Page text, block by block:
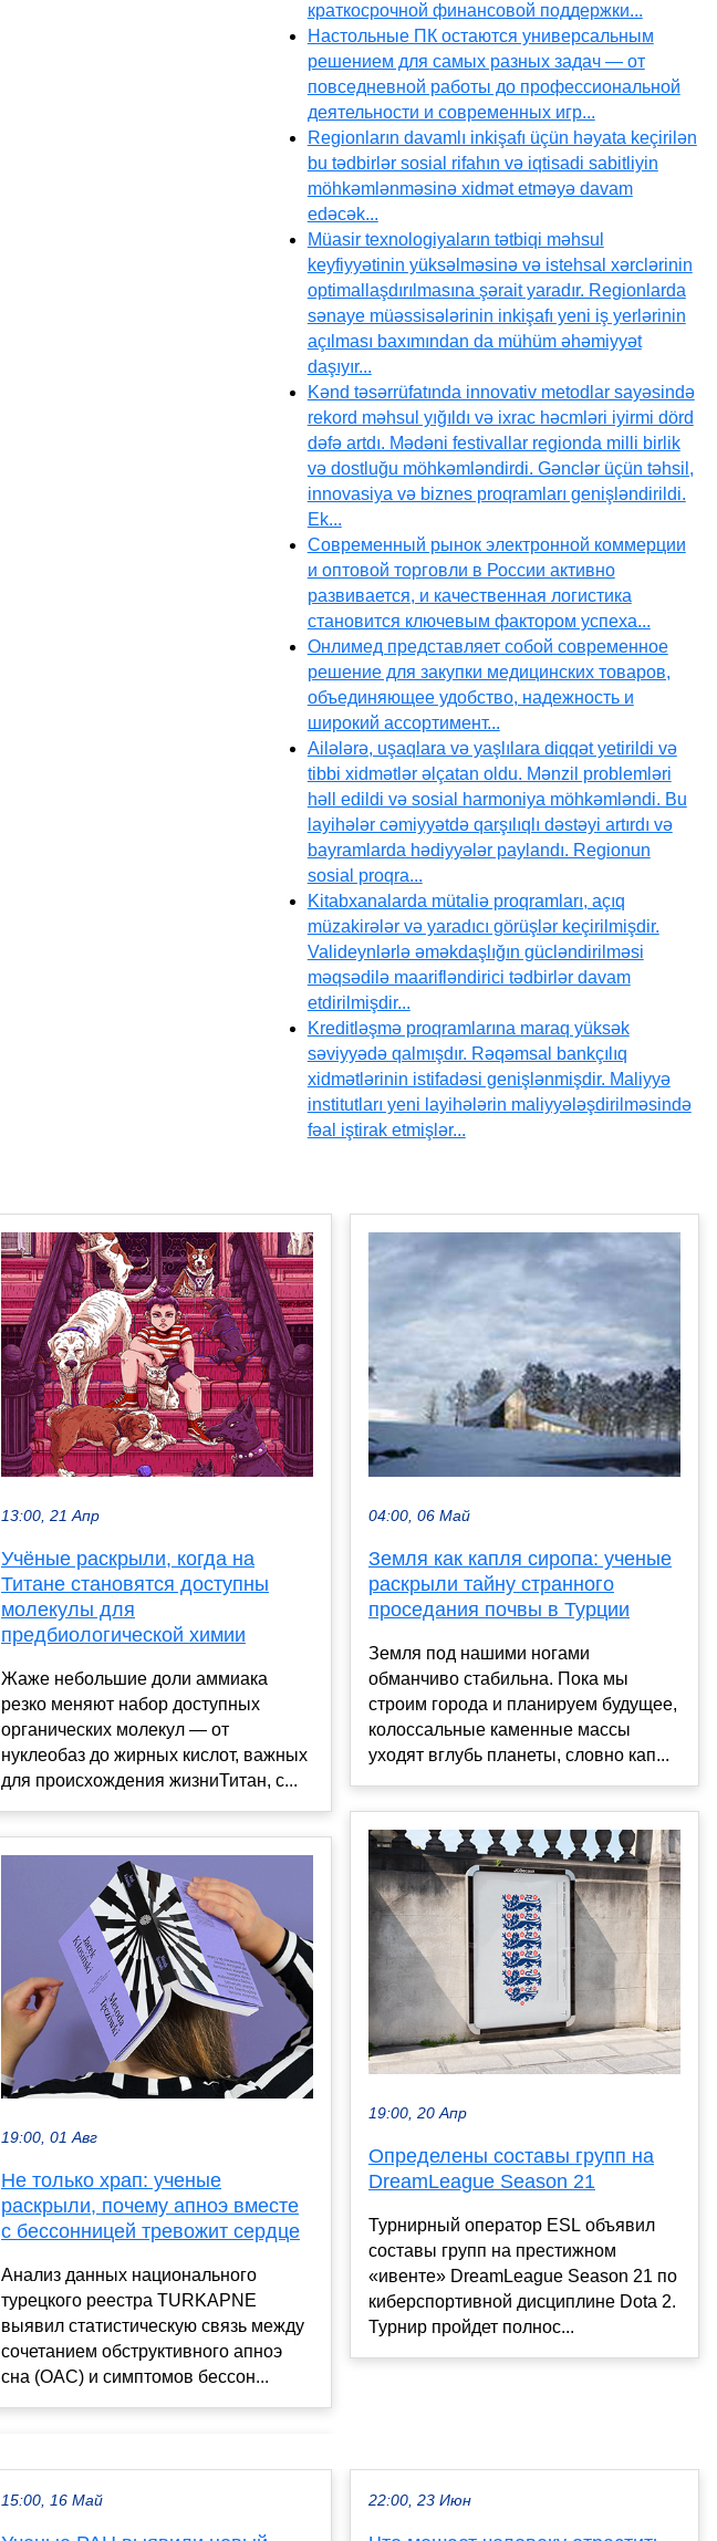
краткосрочной финансовой поддержки...
Настольные ПК остаются универсальным
решением для самых разных задач — от
повседневной работы до профессиональной
деятельности и современных игр...
Regionların davamlı inkişafı üçün həyata keçirilən
bu tədbirlər sosial rifahın və iqtisadi sabitliyin
möhkəmlənməsinə xidmət etməyə davam
edəcək...
Müasir texnologiyaların tətbiqi məhsul
keyfiyyətinin yüksəlməsinə və istehsal xərclərinin
optimallaşdırılmasına şərait yaradır. Regionlarda
sənaye müəssisələrinin inkişafı yeni iş yerlərinin
açılması baxımından da mühüm əhəmiyyət
daşıyır...
Kənd təsərrüfatında innovativ metodlar sayəsində
rekord məhsul yığıldı və ixrac həcmləri iyirmi dörd
dəfə artdı. Mədəni festivallar regionda milli birlik
və dostluğu möhkəmləndirdi. Gənclər üçün təhsil,
innovasiya və biznes proqramları genişləndirildi.
Ek...
Современный рынок электронной коммерции
и оптовой торговли в России активно
развивается, и качественная логистика
становится ключевым фактором успеха...
Онлимед представляет собой современное
решение для закупки медицинских товаров,
объединяющее удобство, надежность и
широкий ассортимент...
Ailələrə, uşaqlara və yaşlılara diqqət yetirildi və
tibbi xidmətlər əlçatan oldu. Mənzil problemləri
həll edildi və sosial harmoniya möhkəmləndi. Bu
layihələr cəmiyyətdə qarşılıqlı dəstəyi artırdı və
bayramlarda hədiyyələr paylandı. Regionun
sosial proqra...
Kitabxanalarda mütaliə proqramları, açıq
müzakirələr və yaradıcı görüşlər keçirilmişdir.
Valideynlərlə əməkdaşlığın gücləndirilməsi
məqsədilə maarifləndirici tədbirlər davam
etdirilmişdir...
Kreditləşmə proqramlarına maraq yüksək
səviyyədə qalmışdır. Rəqəmsal bankçılıq
xidmətlərinin istifadəsi genişlənmişdir. Maliyyə
institutları yeni layihələrin maliyyələşdirilməsində
fəal iştirak etmişlər...
13:00, 21 Апр
Учёные раскрыли, когда на
Титане становятся доступны
молекулы для
предбиологической химии
Жаже небольшие доли аммиака
резко меняют набор доступных
органических молекул — от
нуклеобаз до жирных кислот, важных
для происхождения жизниТитан, с...
19:00, 01 Авг
Не только храп: ученые
раскрыли, почему апноэ вместе
с бессонницей тревожит сердце
Анализ данных национального
турецкого реестра TURKAPNE
выявил статистическую связь между
сочетанием обструктивного апноэ
сна (ОАС) и симптомов бессон...
04:00, 06 Май
Земля как капля сиропа: ученые
раскрыли тайну странного
проседания почвы в Турции
Земля под нашими ногами
обманчиво стабильна. Пока мы
строим города и планируем будущее,
колоссальные каменные массы
уходят вглубь планеты, словно кап...
19:00, 20 Апр
Определены составы групп на
DreamLeague Season 21
Турнирный оператор ESL объявил
составы групп на престижном
«ивенте» DreamLeague Season 21 по
киберспортивной дисциплине Dota 2.
Турнир пройдет полнос...
15:00, 16 Май 22:00, 23 Июн